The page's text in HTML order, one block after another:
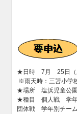
★日時 7月 25日（
※雨天時：三苫小学
★場所 塩浜児童公
★種目 個人戦
団体戦 学年別チー